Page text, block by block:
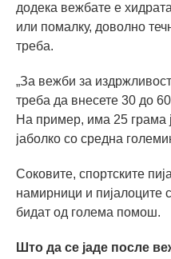
додека вежбате е
или помалку, доволно
треба.
„За вежби за
треба да внесете 30 до
На пример, има 25 грама
јаболко со средна
Соковите, спортските
намирници и пијалоците
бидат од голема помош.
Што да се јаде после